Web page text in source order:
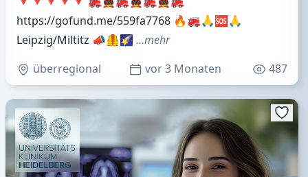
https://gofund.me/559fa7768 🔥🚒🙏🆘🙏
Leipzig/Miltitz 📣🦺🌠 …mehr
überregional
vor 3 Monaten 487